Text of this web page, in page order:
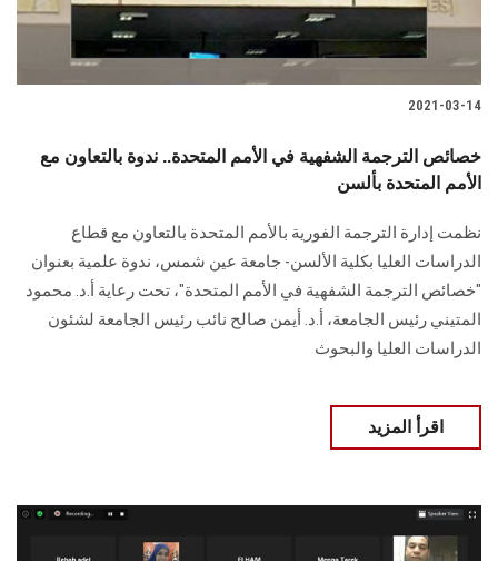
2021-03-14
خصائص الترجمة الشفهية في الأمم المتحدة.. ندوة بالتعاون مع
الأمم المتحدة بألسن
نظمت إدارة الترجمة الفورية بالأمم المتحدة بالتعاون مع قطاع
الدراسات العليا بكلية الألسن- جامعة عين شمس، ندوة علمية بعنوان
"خصائص الترجمة الشفهية في الأمم المتحدة"، تحت رعاية أ.د. محمود
المتيني رئيس الجامعة، أ.د. أيمن صالح نائب رئيس الجامعة لشئون
الدراسات العليا والبحوث
اقرأ المزيد